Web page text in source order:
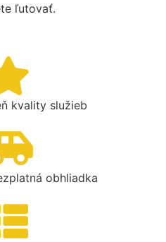
ľutovať.
kvality služieb
obhliadka